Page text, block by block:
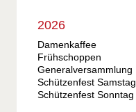
2026
Damenkaffee
Frühschoppen
Generalversammlung
Schützenfest Samstag
Schützenfest Sonntag